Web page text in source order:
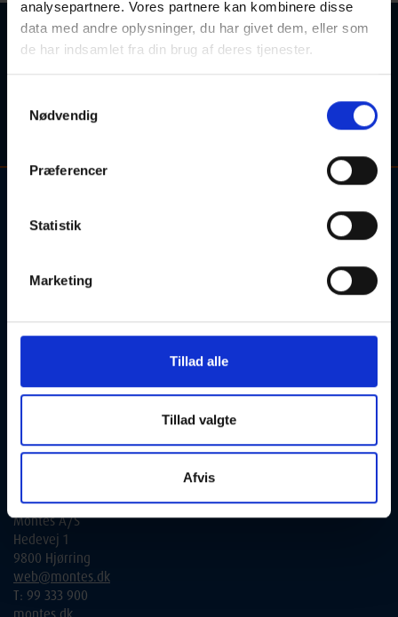
analysepartnere. Vores partnere kan kombinere disse
data med andre oplysninger, du har givet dem, eller som
de har indsamlet fra din brug af deres tjenester.
Nødvendig
Præferencer
Statistik
Marketing
Tillad alle
Tillad valgte
Afvis
Ingen kurser fundet
eller søgeordet i en kortere sproglig form (fx. "engelsk" i
stedet for "engelskundervisning").
tilmelding:
Du finder alle kontaktinformationer under de enkelte hold i
udbydende skoles hjemmeside, og få yderligere informationer.
Kontakt vedr. tilslutning til aftenskole.nu og fra interesserede
lone@folkeoplysningen.dk
Teknisk kontakt:
Montes A/S
Hedevej 1
9800 Hjørring
web@montes.dk
T: 99 333 900